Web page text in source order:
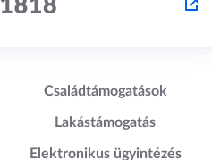
Lábléc2
Családtámogatások
Lakástámogatás
Elektronikus ügyintézés